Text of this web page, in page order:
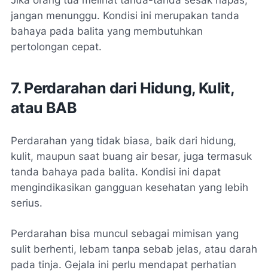
jangan menunggu. Kondisi ini merupakan tanda
bahaya pada balita yang membutuhkan
pertolongan cepat.
7. Perdarahan dari Hidung, Kulit,
atau BAB
Perdarahan yang tidak biasa, baik dari hidung,
kulit, maupun saat buang air besar, juga termasuk
tanda bahaya pada balita. Kondisi ini dapat
mengindikasikan gangguan kesehatan yang lebih
serius.
Perdarahan bisa muncul sebagai mimisan yang
sulit berhenti, lebam tanpa sebab jelas, atau darah
pada tinja. Gejala ini perlu mendapat perhatian